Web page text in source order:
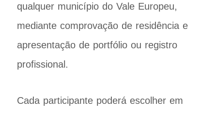
qualquer município do Vale Europeu,
mediante comprovação de residência e
apresentação de portfólio ou registro
profissional.
Cada participante poderá escolher em